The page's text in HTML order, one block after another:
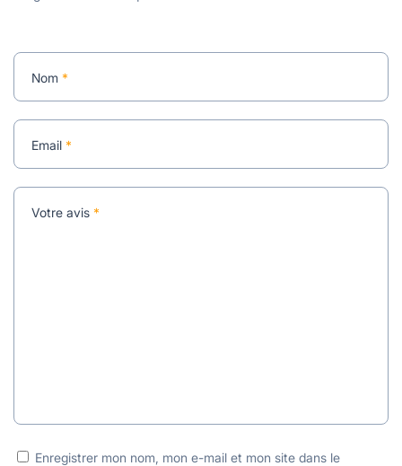
Votre avis *
Nom *
Email *
Enregistrer mon nom, mon e-mail et mon site dans le